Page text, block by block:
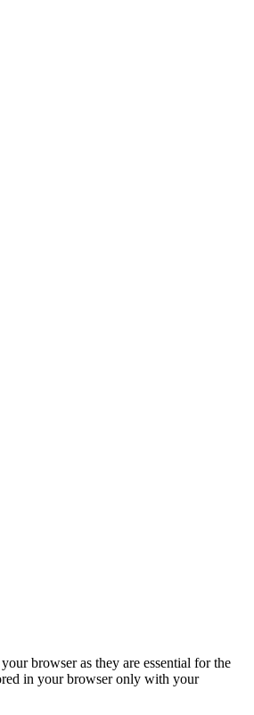
browser as they are essential for the
in your browser only with your